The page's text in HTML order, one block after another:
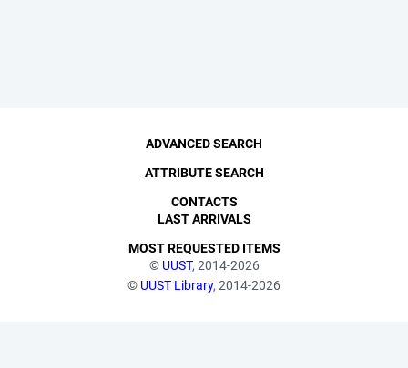
© UUST, 2014-2026
© UUST Library, 2014-2026
ADVANCED SEARCH
ATTRIBUTE SEARCH
CONTACTS
LAST ARRIVALS
MOST REQUESTED ITEMS